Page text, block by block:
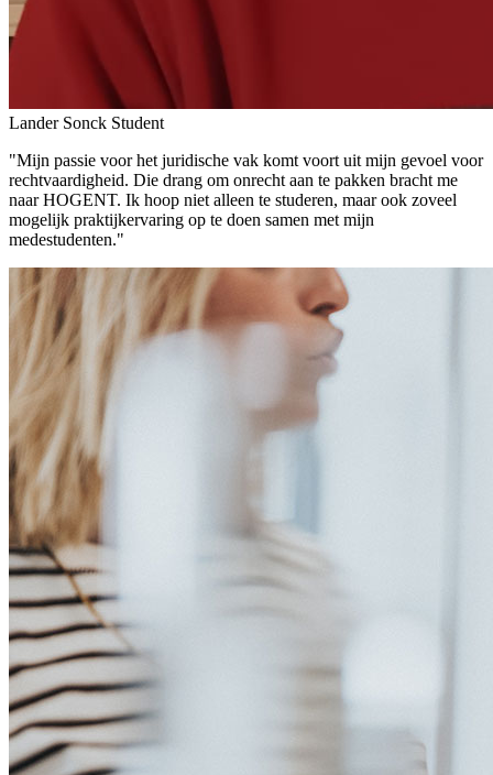
Lander Sonck Student
"Mijn passie voor het juridische vak komt voort uit mijn gevoel voor
rechtvaardigheid. Die drang om onrecht aan te pakken bracht me
naar HOGENT. Ik hoop niet alleen te studeren, maar ook zoveel
mogelijk praktijkervaring op te doen samen met mijn
medestudenten."